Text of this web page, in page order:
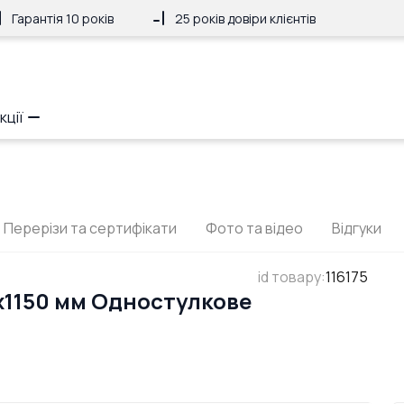
Гарантія 10 років 25 років довіри клієнтів
Перерізи та сертифікати Фото та відео Відгуки
id товару:116175
мм Одностулкове